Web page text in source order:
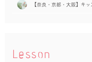
【奈良・京都・大阪】キ
Lesson